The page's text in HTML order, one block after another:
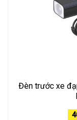
Đèn trước xe